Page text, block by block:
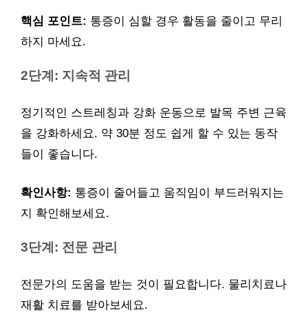
핵심 포인트: 통증이 심할 경우 활동을 줄이고 무리
하지 마세요.
2단계: 지속적 관리
정기적인 스트레칭과 강화 운동으로 발목 주변 근육
을 강화하세요. 약 30분 정도 쉽게 할 수 있는 동작
들이 좋습니다.
확인사항: 통증이 줄어들고 움직임이 부드러워지는
지 확인해보세요.
3단계: 전문 관리
전문가의 도움을 받는 것이 필요합니다. 물리치료나
재활 치료를 받아보세요.